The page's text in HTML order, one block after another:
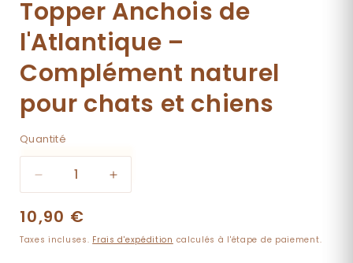
Topper Anchois de
l'Atlantique –
Complément naturel
pour chats et chiens
Quantité
Quantité
Réduire
la
quantité
Topper
Augmenter
la
Topper
Prix
habituel
10,90 €
Taxes incluses. Frais d'expédition calculés à l'étape de paiement.